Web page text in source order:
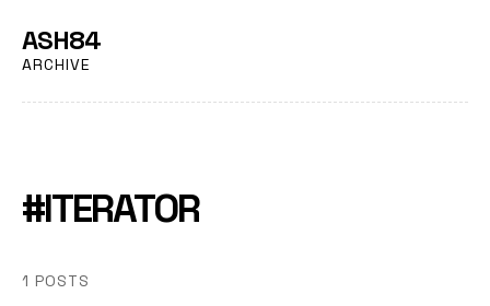
ASH84
ARCHIVE
#ITERATOR
1 POSTS